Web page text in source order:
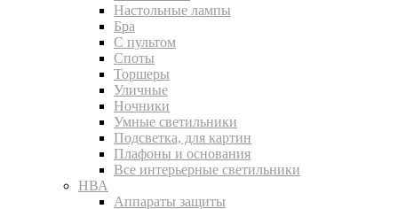
Настольные лампы
Бра
С пультом
Споты
Торшеры
Уличные
Ночники
Умные светильники
Подсветка, для картин
Плафоны и основания
Все интерьерные светильники
НВА
Аппараты защиты